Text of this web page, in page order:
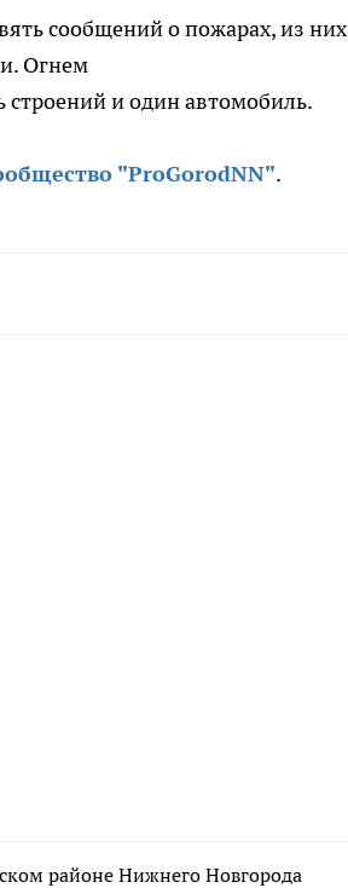
сообщений о пожарах, из них
Огнем
и один автомобиль.
"ProGorodNN".
районе Нижнего Новгорода